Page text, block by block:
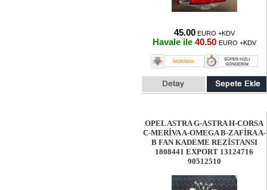
45.00 EURO +KDV
Havale ile 40.50 EURO +KDV
OPEL ASTRA G-ASTRA H-CORSA
C-MERİVA A-OMEGA B-ZAFİRA A-
B FAN KADEME REZİSTANSI
1808441 EXPORT 13124716
90512510